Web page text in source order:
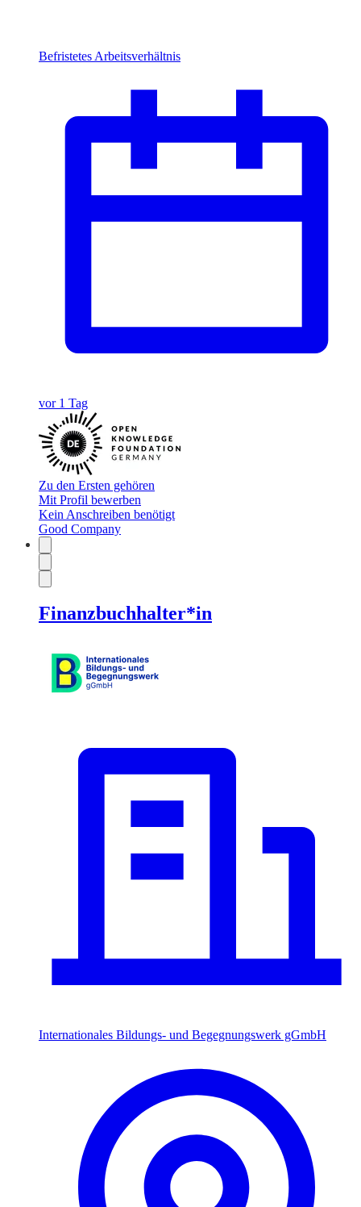
Befristetes Arbeitsverhältnis
vor 1 Tag
Zu den Ersten gehören
Mit Profil bewerben
Kein Anschreiben benötigt
Good Company
Finanzbuchhalter*in
Internationales Bildungs- und Begegnungswerk gGmbH